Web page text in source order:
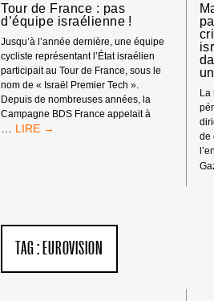
Tour de France : pas
d’équipe israélienne !
Jusqu’à l’année dernière, une équipe
cycliste représentant l’État israélien
participait au Tour de France, sous le
nom de « Israël Premier Tech ».
Depuis de nombreuses années, la
Campagne BDS France appelait à
TOUR
!
de
TAG : EUROVISION